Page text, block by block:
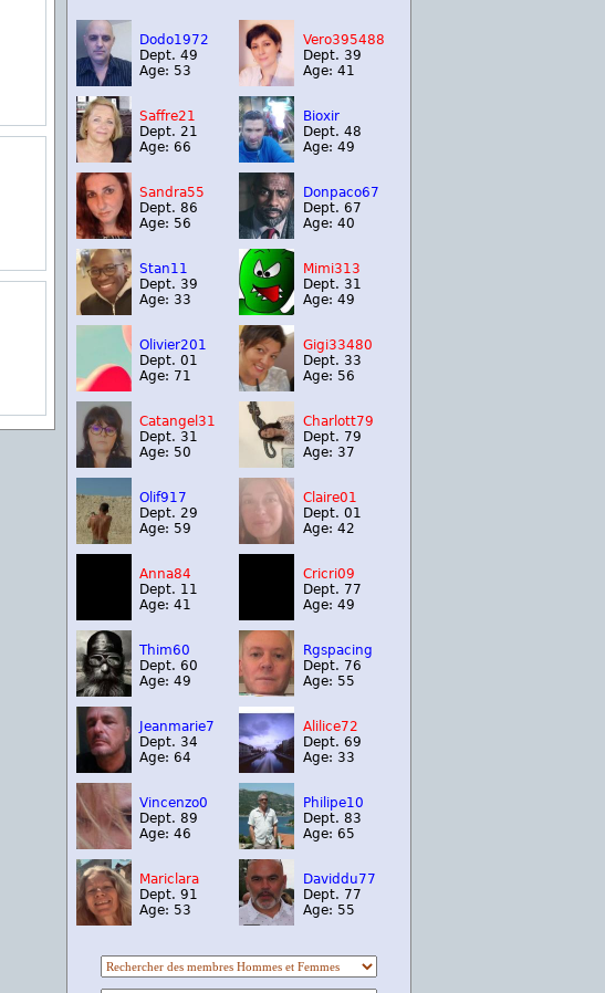
Dodo1972
Dept. 49
Age: 53
Vero395488
Dept. 39
Age: 41
Saffre21
Dept. 21
Age: 66
Bioxir
Dept. 48
Age: 49
Sandra55
Dept. 86
Age: 56
Donpaco67
Dept. 67
Age: 40
Stan11
Dept. 39
Age: 33
Mimi313
Dept. 31
Age: 49
Olivier201
Dept. 01
Age: 71
Gigi33480
Dept. 33
Age: 56
Catangel31
Dept. 31
Age: 50
Charlott79
Dept. 79
Age: 37
Olif917
Dept. 29
Age: 59
Claire01
Dept. 01
Age: 42
Anna84
Dept. 11
Age: 41
Cricri09
Dept. 77
Age: 49
Thim60
Dept. 60
Age: 49
Rgspacing
Dept. 76
Age: 55
Jeanmarie7
Dept. 34
Age: 64
Alilice72
Dept. 69
Age: 33
Vincenzo0
Dept. 89
Age: 46
Philipe10
Dept. 83
Age: 65
Mariclara
Dept. 91
Age: 53
Daviddu77
Dept. 77
Age: 55